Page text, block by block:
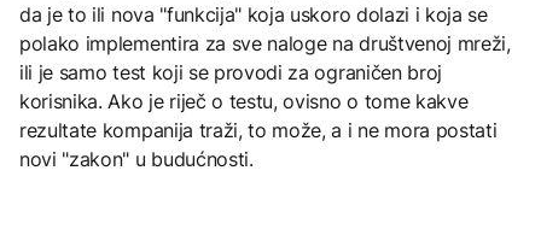
da je to ili nova "funkcija" koja uskoro dolazi i koja se
polako implementira za sve naloge na društvenoj mreži,
ili je samo test koji se provodi za ograničen broj
korisnika. Ako je riječ o testu, ovisno o tome kakve
rezultate kompanija traži, to može, a i ne mora postati
novi "zakon" u budućnosti.